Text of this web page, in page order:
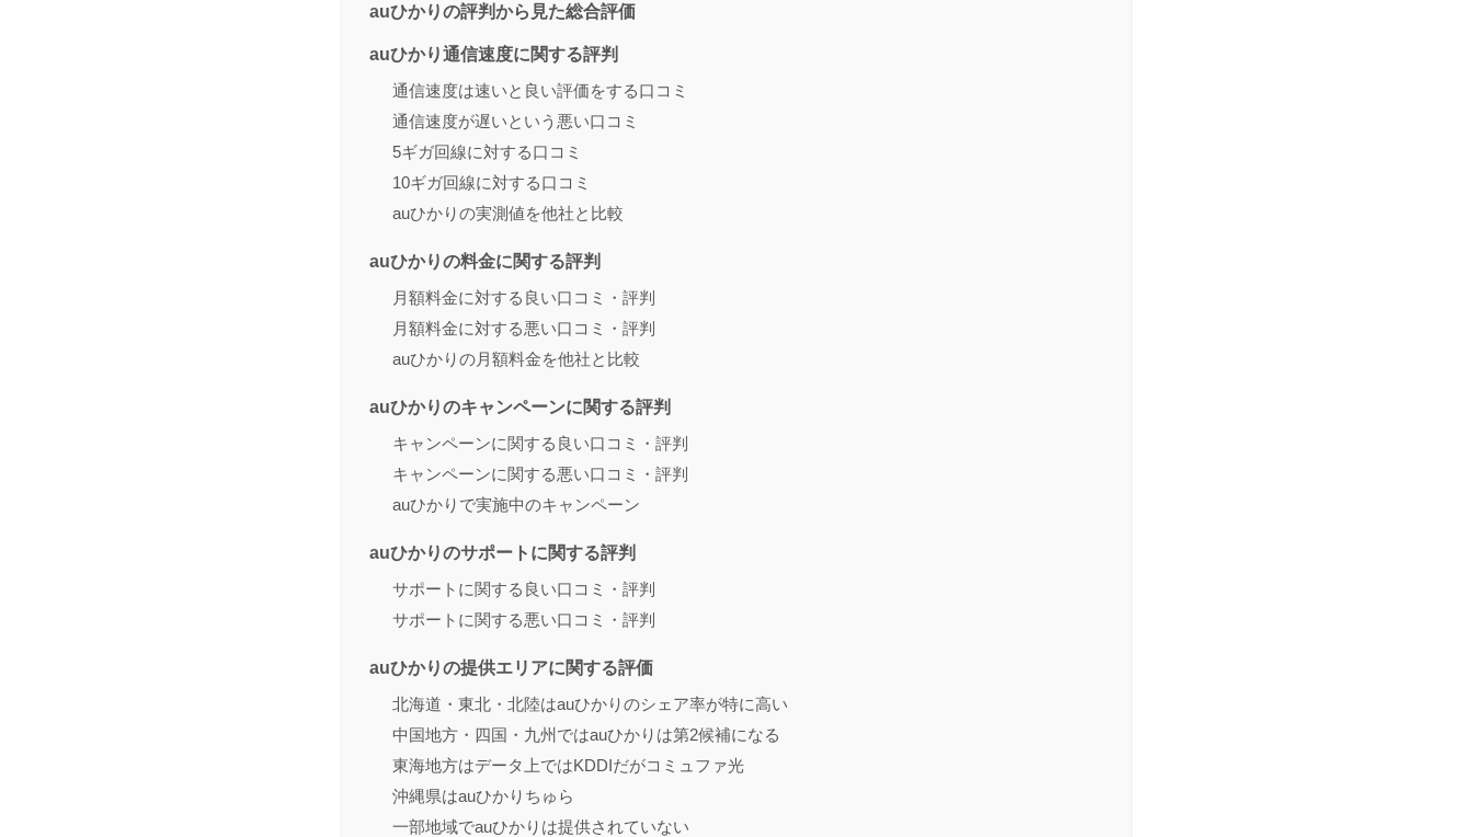
auひかりの評判から見た総合評価
auひかり通信速度に関する評判
通信速度は速いと良い評価をする口コミ
通信速度が遅いという悪い口コミ
5ギガ回線に対する口コミ
10ギガ回線に対する口コミ
auひかりの実測値を他社と比較
auひかりの料金に関する評判
月額料金に対する良い口コミ・評判
月額料金に対する悪い口コミ・評判
auひかりの月額料金を他社と比較
auひかりのキャンペーンに関する評判
キャンペーンに関する良い口コミ・評判
キャンペーンに関する悪い口コミ・評判
auひかりで実施中のキャンペーン
auひかりのサポートに関する評判
サポートに関する良い口コミ・評判
サポートに関する悪い口コミ・評判
auひかりの提供エリアに関する評価
北海道・東北・北陸はauひかりのシェア率が特に高い
中国地方・四国・九州ではauひかりは第2候補になる
東海地方はデータ上ではKDDIだがコミュファ光
沖縄県はauひかりちゅら
一部地域でauひかりは提供されていない